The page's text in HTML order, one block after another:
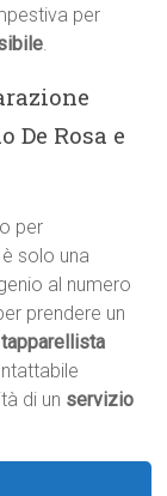
per
.
De Rosa e
per
solo una
al numero
prendere un
di un servizio